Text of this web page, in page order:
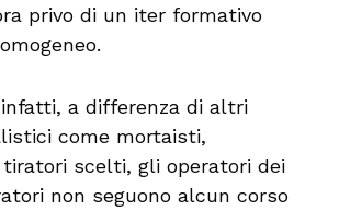
privo di un iter formativo
a differenza di altri
come mortaisti,
scelti, gli operatori dei
non seguono alcun corso